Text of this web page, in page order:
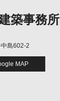
築事務所
島602-2
MAP